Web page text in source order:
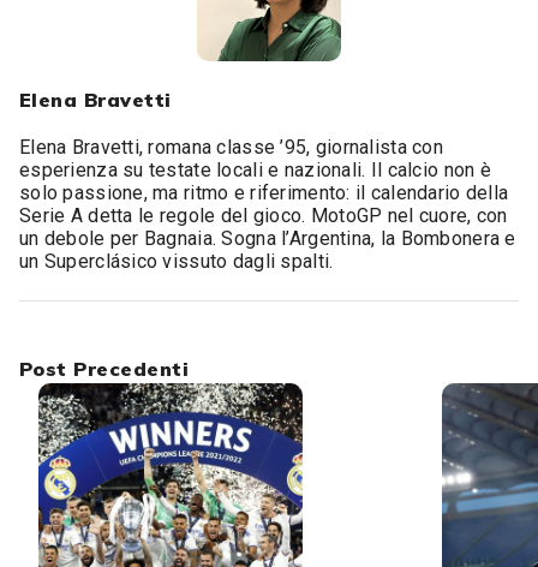
Elena Bravetti
Elena Bravetti, romana classe ’95, giornalista con
esperienza su testate locali e nazionali. Il calcio non è
solo passione, ma ritmo e riferimento: il calendario della
Serie A detta le regole del gioco. MotoGP nel cuore, con
un debole per Bagnaia. Sogna l’Argentina, la Bombonera e
un Superclásico vissuto dagli spalti.
Post Precedenti